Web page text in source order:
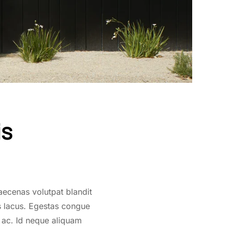
volutpat blandit
Egestas congue
Id neque aliquam